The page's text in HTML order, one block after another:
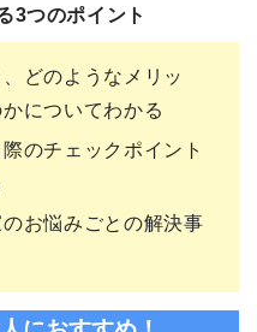
3つのポイント
どのようなメリッ
についてわかる
のチェックポイント
お悩みごとの解決事